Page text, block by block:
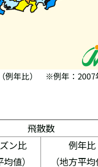
例年比） ※例年：
飛散数
ン比
均値）
例年比
（地方平